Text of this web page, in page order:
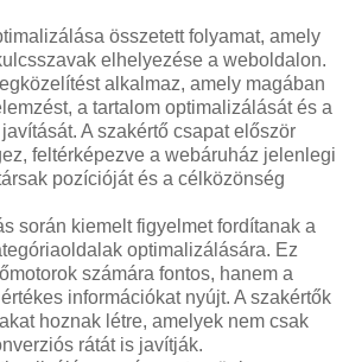
összetett folyamat, amely
elhelyezése a weboldalon.
alkalmaz, amely magában
a tartalom optimalizálását és a
A szakértő csapat először
feltérképezve a webáruház jelenlegi
pozícióját és a célközönség
során kiemelt figyelmet fordítanak a
optimalizálására. Ez
számára fontos, hanem a
információkat nyújt. A szakértők
hoznak létre, amelyek nem csak
rátát is javítják.